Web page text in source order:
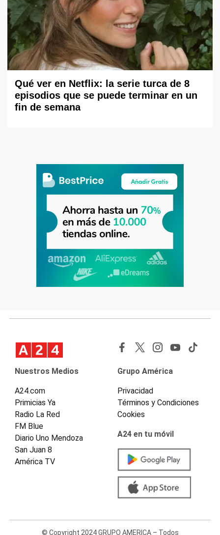
Qué ver en Netflix: la serie turca de 8
episodios que se puede terminar en un
fin de semana
Nuestros Medios
A24.com
Primicias Ya
Radio La Red
FM Blue
Diario Uno Mendoza
San Juan 8
América TV
Grupo América
Privacidad
Términos y Condiciones
Cookies
A24 en tu móvil
© Copyright 2024 GRUPO AMERICA – Todos